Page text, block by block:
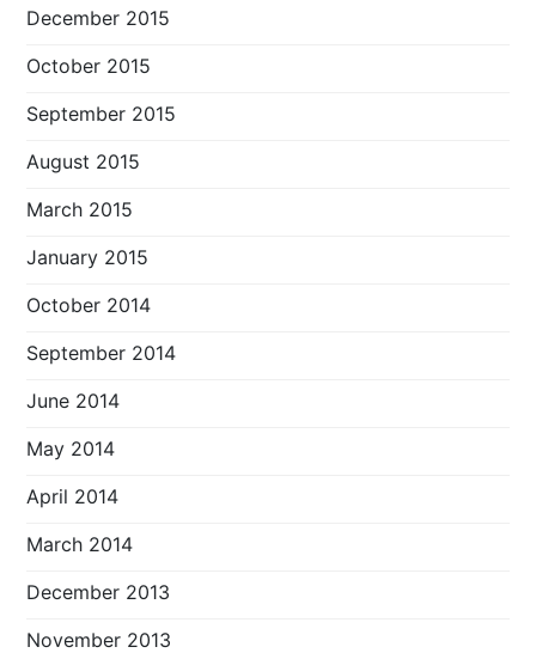
December 2015
October 2015
September 2015
August 2015
March 2015
January 2015
October 2014
September 2014
June 2014
May 2014
April 2014
March 2014
December 2013
November 2013